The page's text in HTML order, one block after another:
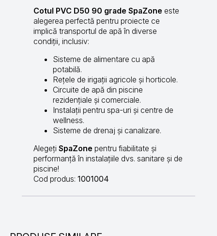
Cotul PVC D50 90 grade SpaZone este
alegerea perfectă pentru proiecte ce
implică transportul de apă în diverse
condiții, inclusiv:
Sisteme de alimentare cu apă
potabilă.
Rețele de irigații agricole și horticole.
Circuite de apă din piscine
rezidențiale și comerciale.
Instalații pentru spa-uri și centre de
wellness.
Sisteme de drenaj și canalizare.
Alegeți SpaZone pentru fiabilitate și
performanță în instalațiile dvs. sanitare și de
piscine!
Cod produs: 1001004